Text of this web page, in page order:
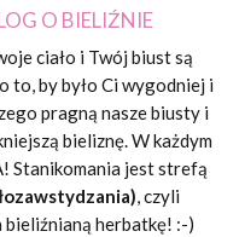
O BIELIŹNIE
ciało i Twój biust są
to, by było Ci wygodniej i
pragną nasze biusty i
bieliznę. W każdym
Stanikomania jest strefą
, czyli
bieliźnianą herbatkę! :-)